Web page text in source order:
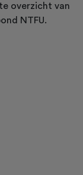
overzicht van
NTFU.